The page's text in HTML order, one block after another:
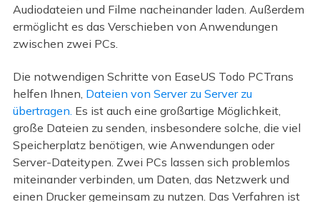
Audiodateien und Filme nacheinander laden. Außerdem
ermöglicht es das Verschieben von Anwendungen
zwischen zwei PCs.
Die notwendigen Schritte von EaseUS Todo PCTrans
helfen Ihnen, Dateien von Server zu Server zu
übertragen. Es ist auch eine großartige Möglichkeit,
große Dateien zu senden, insbesondere solche, die viel
Speicherplatz benötigen, wie Anwendungen oder
Server-Dateitypen. Zwei PCs lassen sich problemlos
miteinander verbinden, um Daten, das Netzwerk und
einen Drucker gemeinsam zu nutzen. Das Verfahren ist